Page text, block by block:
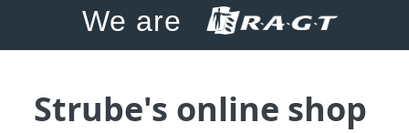
We are
Strube's online shop